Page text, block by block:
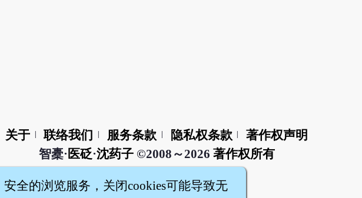
关于 联络我们 服务条款 隐私权条款
著作权声明
智橐· 医砭·沈药子©2008～2026 著作权所有
全的浏览服务，关闭cookies可能导致无